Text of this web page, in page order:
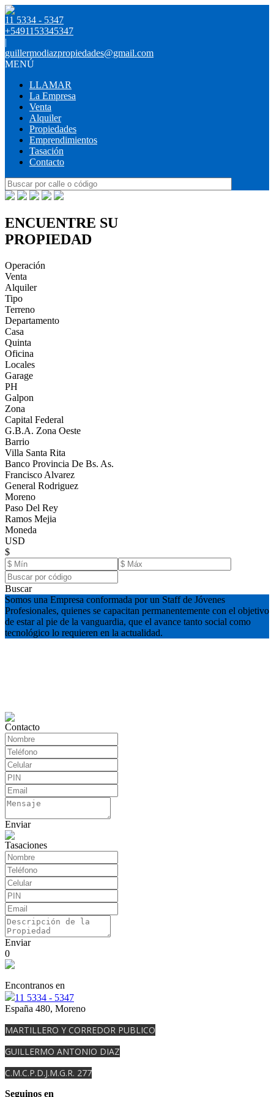
11 5334 - 5347
+5491153345347
|
guillermodiazpropiedades@gmail.com
MENÚ
LLAMAR
La Empresa
Venta
Alquiler
Propiedades
Emprendimientos
Tasación
Contacto
ENCUENTRE SU
PROPIEDAD
Operación
Venta
Alquiler
Tipo
Terreno
Departamento
Casa
Quinta
Oficina
Locales
Garage
PH
Galpon
Zona
Capital Federal
G.B.A. Zona Oeste
Barrio
Villa Santa Rita
Banco Provincia De Bs. As.
Francisco Alvarez
General Rodriguez
Moreno
Paso Del Rey
Ramos Mejia
Moneda
USD
$
Buscar
Somos una Empresa conformada por un Staff de Jóvenes
Profesionales, quienes se capacitan permanentemente con el objetivo
de estar al pie de la vanguardia, que el avance tanto social como
tecnológico lo requieren en la actualidad.
Contacto
Enviar
Tasaciones
Enviar
0
Encontranos en
11 5334 - 5347
España 480, Moreno
MARTILLERO Y CORREDOR PUBLICO
GUILLERMO ANTONIO DIAZ
C.M.C.P.D.J.M.G.R. 277
Seguinos en